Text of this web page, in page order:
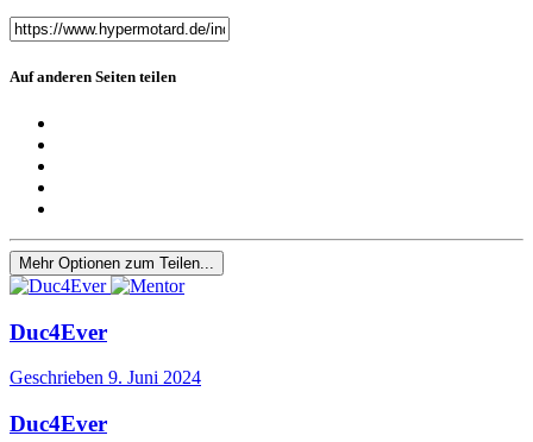
Auf anderen Seiten teilen
Mehr Optionen zum Teilen...
Duc4Ever
Geschrieben 9. Juni 2024
Duc4Ever